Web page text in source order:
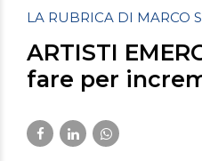
LA RUBRICA DI MARCO
ARTISTI
fare per
discografico